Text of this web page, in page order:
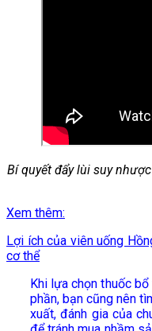
Bí quyết đẩy lùi suy
Xem thêm:
Lợi ích của viên uống
cơ thể
Khi lựa chọn thuốc
phần, bạn cũng nên
xuất, đánh gia của